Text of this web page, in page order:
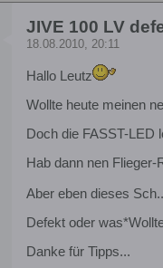
JIVE 100 LV
18.08.2010, 20:11
Hallo Leutz
Wollte heute meinen
Doch die FASST-LED
Hab dann nen
Aber eben dieses
Defekt oder
Danke für Tipps...